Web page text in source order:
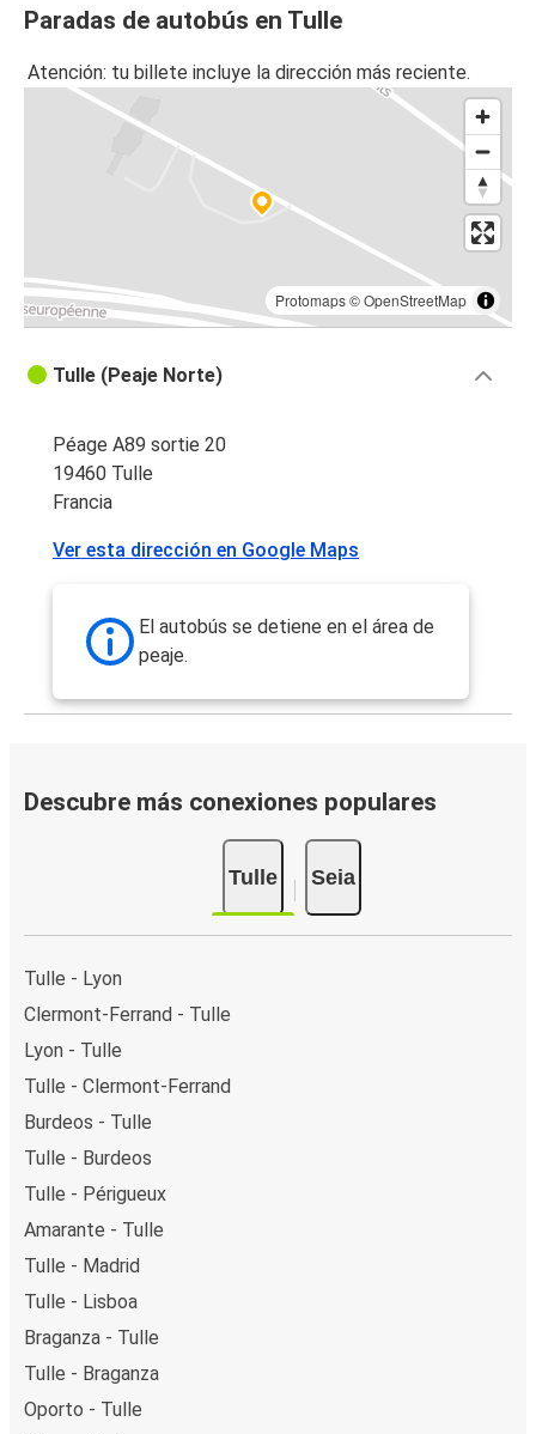
Paradas de autobús en Tulle
Atención: tu billete incluye la dirección más reciente.
Protomaps©OpenStreetMap
Tulle (Peaje Norte)
Péage A89 sortie 20
19460 Tulle
Francia
Ver esta dirección en Google Maps
El autobús se detiene en el área de
peaje.
Descubre más conexiones populares
Tulle Seia
Tulle - Lyon
Clermont-Ferrand - Tulle
Lyon - Tulle
Tulle - Clermont-Ferrand
Burdeos - Tulle
Tulle - Burdeos
Tulle - Périgueux
Amarante - Tulle
Tulle - Madrid
Tulle - Lisboa
Braganza - Tulle
Tulle - Braganza
Oporto - Tulle